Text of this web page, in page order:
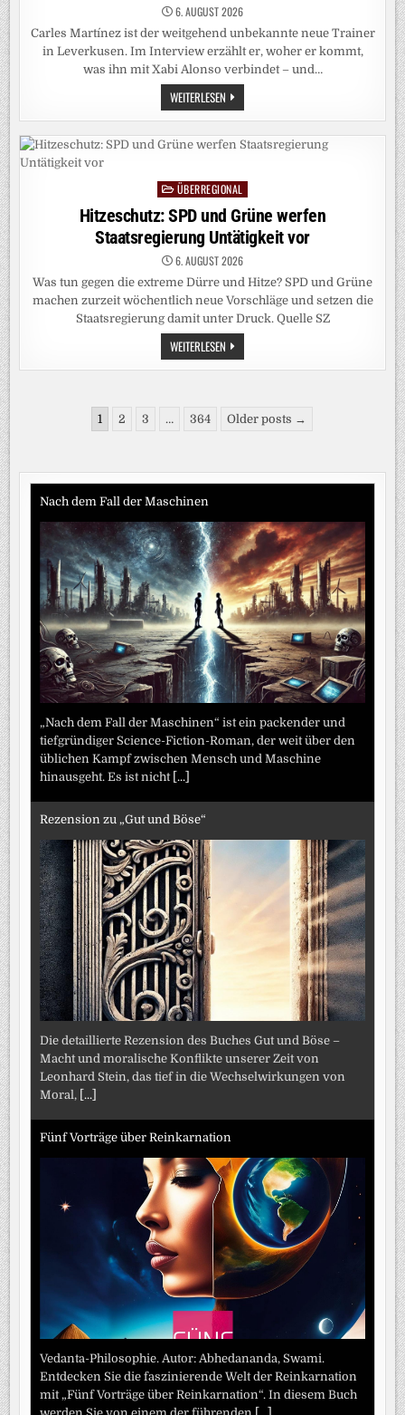
6. AUGUST 2026
Carles Martínez ist der weitgehend unbekannte neue Trainer
in Leverkusen. Im Interview erzählt er, woher er kommt,
was ihn mit Xabi Alonso verbindet – und…
WEITERLESEN LEVERKUSENS
TRAINER
CARLES
„DIE
BUNDESLIGA
ETWAS
VON
ROCK
’N’
ROLL.
GENAU
DAS
MAG
ICH“
PostedÜBERREGIONAL
Hitzeschutz: SPD und Grüne werfen
Staatsregierung Untätigkeit vor
6. AUGUST 2026
Was tun gegen die extreme Dürre und Hitze? SPD und Grüne
machen zurzeit wöchentlich neue Vorschläge und setzen die
Staatsregierung damit unter Druck. Quelle SZ
WEITERLESEN HITZESCHUTZ:
SPD
UND
UNTÄTIGKEIT
VOR
Seitennummerierung
Beiträge
1 2 3 … 364 Older posts →
Nach dem Fall der Maschinen
„Nach dem Fall der Maschinen“ ist ein packender und
tiefgründiger Science-Fiction-Roman, der weit über den
üblichen Kampf zwischen Mensch und Maschine
hinausgeht. Es ist nicht [...]
Rezension zu „Gut und Böse“
Die detaillierte Rezension des Buches Gut und Böse –
Macht und moralische Konflikte unserer Zeit von
Leonhard Stein, das tief in die Wechselwirkungen von
Moral, [...]
Fünf Vorträge über Reinkarnation
Vedanta-Philosophie. Autor: Abhedananda, Swami.
Entdecken Sie die faszinierende Welt der Reinkarnation
mit „Fünf Vorträge über Reinkarnation“. In diesem Buch